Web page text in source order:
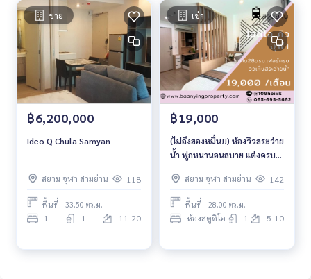
ขาย
฿6,200,000
Ideo Q Chula Samyan
สยาม จุฬา สามย่าน 118
พื้นที่ : 33.50 ตร.ม.
1 1 11-20
เช่า
฿19,000
(ไม่ถึงสองหมื่น!!) ห้องวิวสระว่าย
น้ำ ฟูกหนานอนสบาย แต่งครบ
สยาม จุฬา สามย่าน
142
พื้นที่ : 28.00 ตร.ม.
ห้องสตูดิโอ 1 5-10